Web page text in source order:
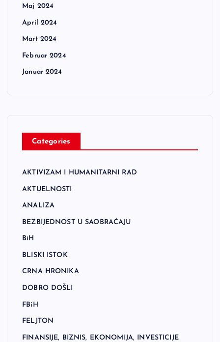
Maj 2024
April 2024
Mart 2024
Februar 2024
Januar 2024
Categories
AKTIVIZAM I HUMANITARNI RAD
AKTUELNOSTI
ANALIZA
BEZBIJEDNOST U SAOBRAĆAJU
BiH
BLISKI ISTOK
CRNA HRONIKA
DOBRO DOŠLI
FBiH
FELJTON
FINANSIJE, BIZNIS, EKONOMIJA, INVESTICIJE